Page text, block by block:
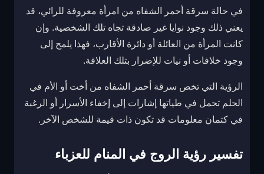
في حالة سرقة أحمر الشفاه من امرأة معروفة للرائي، قد
يعني ذلك وجود نوايا غير صادقة تجاه تلك الشخصية. وإن
كانت المرأة من العائلة أو دائرة الأقارب، فهذا يلمح إلى
وجود خلافات أو نيات للإضرار بتلك العلاقة.
الرؤية التي تخص سرقة أحمر الشفاه من أخت أو الأم في
الحلم تحمل في طياتها إشارات إلى إخفاء الأسرار أو الرغبة
في كتمان معلومات قد تكون ذات قيمة للشخص الآخر.
تفسير رؤية الروج في المنام للعزباء